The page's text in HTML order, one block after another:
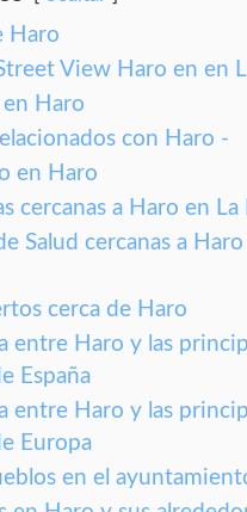
Haro
View Haro en en
Haro
con Haro -
en Haro
cercanas a Haro en La
Salud cercanas a
cerca de Haro
entre Haro y las
España
entre Haro y las
Europa
en el